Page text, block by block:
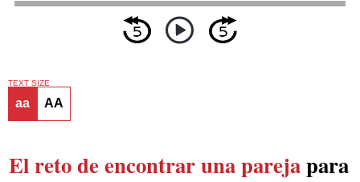
TEXT SIZE
aa AA
El reto de encontrar una parejapara